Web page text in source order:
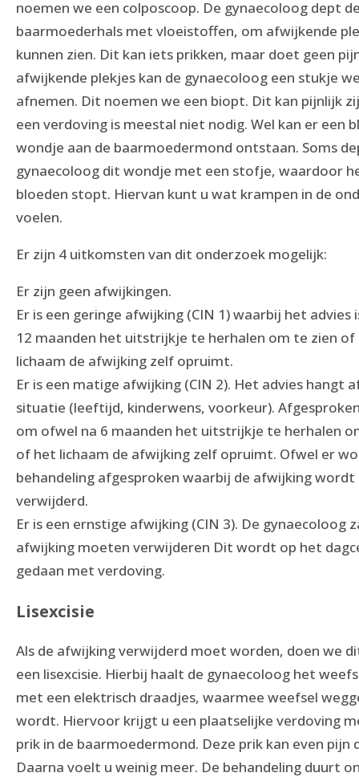
noemen we een colposcoop. De gynaecoloog dept
baarmoederhals met vloeistoffen, om afwijkende
kunnen zien. Dit kan iets prikken, maar doet geen
afwijkende plekjes kan de gynaecoloog een stukje
afnemen. Dit noemen we een biopt. Dit kan pijnlijk
een verdoving is meestal niet nodig. Wel kan er een
wondje aan de baarmoedermond ontstaan. Soms
gynaecoloog dit wondje met een stofje, waardoor
bloeden stopt. Hiervan kunt u wat krampen in de
voelen.
Er zijn 4 uitkomsten van dit onderzoek mogelijk:
Er zijn geen afwijkingen.
Er is een geringe afwijking (CIN 1) waarbij het advies
12 maanden het uitstrijkje te herhalen om te zien
lichaam de afwijking zelf opruimt.
Er is een matige afwijking (CIN 2). Het advies hangt
situatie (leeftijd, kinderwens, voorkeur).
om ofwel na 6 maanden het uitstrijkje te herhalen
of het lichaam de afwijking zelf opruimt. Ofwel er
behandeling afgesproken waarbij de afwijking wordt
verwijderd.
Er is een ernstige afwijking (CIN 3). De gynaecoloog
afwijking moeten verwijderen Dit wordt op het
gedaan met verdoving.
Lisexcisie
Als de afwijking verwijderd moet worden, doen we
een lisexcisie. Hierbij haalt de gynaecoloog het
met een elektrisch draadjes, waarmee weefsel
wordt. Hiervoor krijgt u een plaatselijke verdoving
prik in de baarmoedermond. Deze prik kan even pijn
Daarna voelt u weinig meer. De behandeling duurt